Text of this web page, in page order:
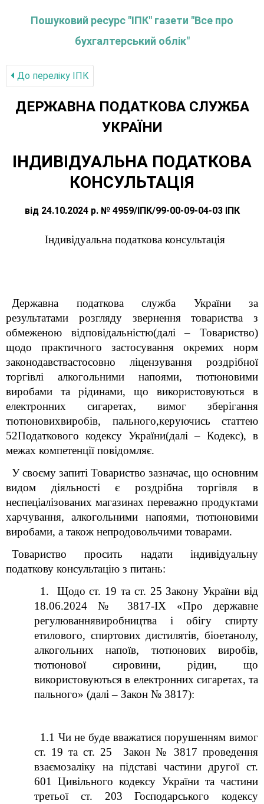
Пошуковий ресурс "ІПК" газети "Все про
бухгалтерський облік"
До переліку IПК
ДЕРЖАВНА ПОДАТКОВА СЛУЖБА
УКРАЇНИ
ІНДИВІДУАЛЬНА ПОДАТКОВА
КОНСУЛЬТАЦІЯ
від 24.10.2024 р. № 4959/ІПК/99-00-09-04-03 ІПК
Індивідуальна податкова консультація
Державна податкова служба України за
результатами розгляду звернення товариства з
обмеженою відповідальністю(далі – Товариство)
щодо практичного застосування окремих норм
законодавствастосовно ліцензування роздрібної
торгівлі алкогольними напоями, тютюновими
виробами та рідинами, що використовуються в
електронних сигаретах, вимог зберігання
тютюновихвиробів, пального,керуючись статтею
52Податкового кодексу України(далі – Кодекс), в
межах компетенції повідомляє.
У своєму запиті Товариство зазначає, що основним
видом діяльності є роздрібна торгівля в
неспеціалізованих магазинах переважно продуктами
харчування, алкогольними напоями, тютюновими
виробами, а також непродовольчими товарами.
Товариствопросить надати індивідуальну
податкову консультацію з питань:
1. Щодо ст. 19 та ст. 25 ЗаконуУкраїнивід
18.06.2024 № 3817-ІХ «Про державне
регулюваннявиробництва і обігу спирту
етилового, спиртових дистилятів, біоетанолу,
алкогольних напоїв, тютюнових виробів,
тютюнової сировини, рідин, що
використовуються в електронних сигаретах, та
пального» (далі – Закон № 3817):
1.1 Чи не буде вважатися порушенням вимог
ст. 19 та ст. 25 Закон № 3817 проведення
взаємозаліку на підставі частини другої ст.
601 Цивільного кодексу України та частини
третьої ст. 203 Господарського кодексу